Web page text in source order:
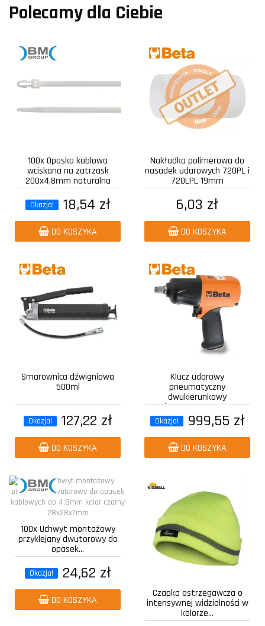
Polecamy dla Ciebie
100x Opaska kablowa
wciskana na zatrzask
200x4,8mm naturalna
Okazja! 18,54 zł
DO KOSZYKA
Nakładka polimerowa do
nasadek udarowych 720PL i
720LPL 19mm
6,03 zł
DO KOSZYKA
Smarownica dźwigniowa
500ml
Okazja! 127,22 zł
DO KOSZYKA
Klucz udarowy
pneumatyczny
dwukierunkowy
kompozytowy z...
Okazja! 999,55 zł
DO KOSZYKA
100x Uchwyt montażowy
przyklejany dwutorowy do
opasek...
Okazja! 24,62 zł
DO KOSZYKA
Czapka ostrzegawcza o
intensywnej widzialności w
kolorze...